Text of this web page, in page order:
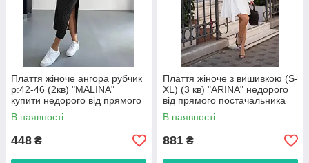
Плаття жіноче ангора рубчик
р:42-46 (2кв) "MALINA"
купити недорого від прямого
постачальника
В наявності
448 ₴
Плаття жіноче з вишивкою (S-
XL) (3 кв) "ARINA" недорого
від прямого постачальника
В наявності
881 ₴